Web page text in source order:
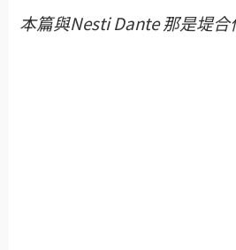
本篇與Nesti Dante 那是堤合